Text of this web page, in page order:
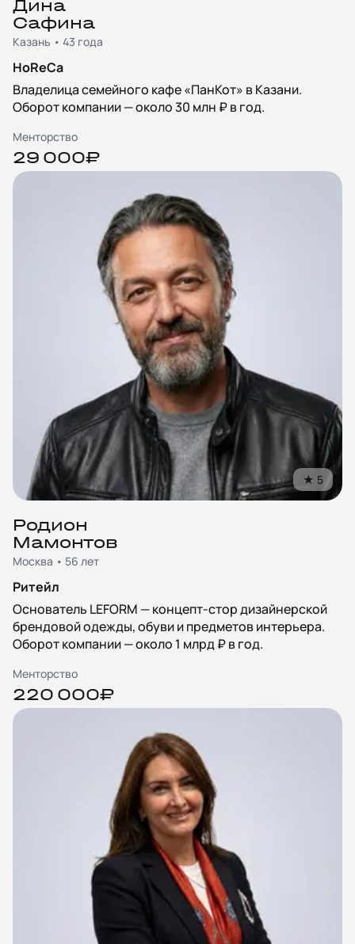
Дина
Сафина
Казань • 43 года
HoReCa
Владелица семейного кафе «ПанКот» в Казани.
Оборот компании — около 30 млн ₽ в год.
Менторство
29 000₽
★ 5
Родион
Мамонтов
Москва • 56 лет
Ритейл
Основатель LEFORM — концепт-стор дизайнерской
брендовой одежды, обуви и предметов интерьера.
Оборот компании — около 1 млрд ₽ в год.
Менторство
220 000₽